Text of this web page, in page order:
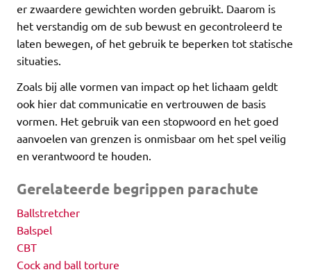
er zwaardere gewichten worden gebruikt. Daarom is
het verstandig om de sub bewust en gecontroleerd te
laten bewegen, of het gebruik te beperken tot statische
situaties.
Zoals bij alle vormen van impact op het lichaam geldt
ook hier dat communicatie en vertrouwen de basis
vormen. Het gebruik van een stopwoord en het goed
aanvoelen van grenzen is onmisbaar om het spel veilig
en verantwoord te houden.
Gerelateerde begrippen parachute
Ballstretcher
Balspel
CBT
Cock and ball torture